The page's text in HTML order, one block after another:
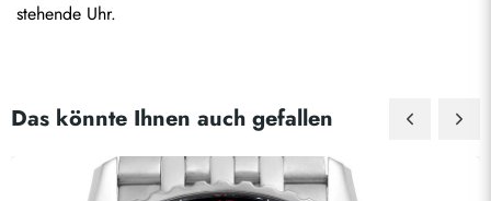
stehende Uhr.
Das könnte Ihnen auch gefallen